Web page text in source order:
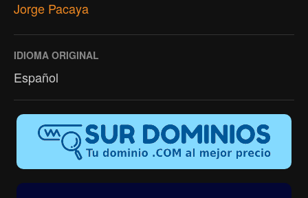
Jorge Pacaya
IDIOMA ORIGINAL
Español